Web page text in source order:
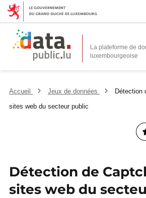
La plateforme de
Accueil Jeux de données
Détection
sites web du secteur public
Détection de
sites web du